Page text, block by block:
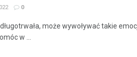
0
może wywoływać takie
w ...